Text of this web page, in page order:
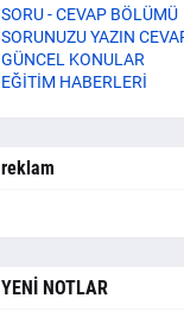
SORU - CEVAP BÖLÜMÜ
SORUNUZU YAZIN
GÜNCEL KONULAR
EĞİTİM HABERLERİ
reklam
YENİ NOTLAR